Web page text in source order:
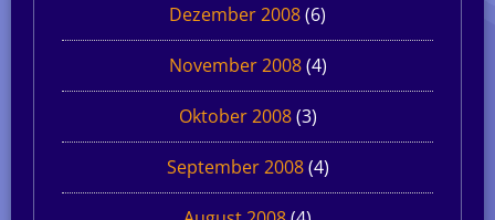
Dezember 2008(6)
November 2008(4)
Oktober 2008(3)
September 2008(4)